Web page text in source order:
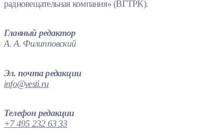
радиовещательная компания» (ВГТРК).
Главный редактор
А. А. Филипповский
Эл. почта редакции
info@vesti.ru
Телефон редакции
+7 495 232 63 33